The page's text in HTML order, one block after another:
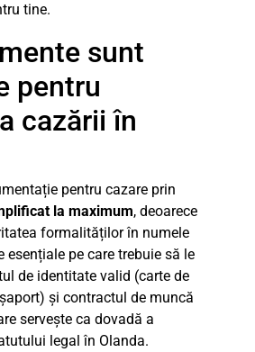
tine.
sunt
pentru
cazării în
pentru cazare prin
la maximum, deoarece
formalităților în numele
esențiale pe care trebuie să le
de identitate valid (carte de
și contractul de muncă
servește ca dovadă a
legal în Olanda.